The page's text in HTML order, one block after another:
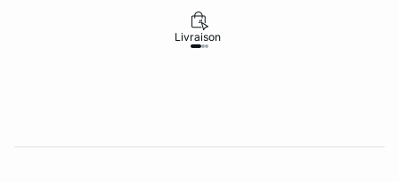
Livraison